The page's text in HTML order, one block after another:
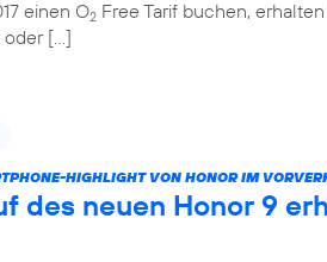
einen O2 Free Tarif buchen,
oder […]
HIGHLIGHT VON HONOR IM
des neuen Honor 9